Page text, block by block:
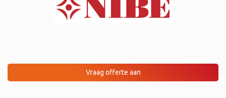
Vraag offerte aan